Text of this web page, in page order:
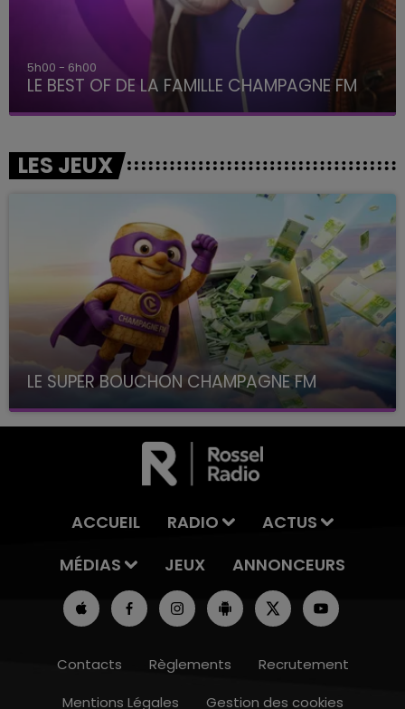
5h00 - 6h00
LE BEST OF DE LA FAMILLE CHAMPAGNE FM
LES JEUX
LE SUPER BOUCHON CHAMPAGNE FM
avec La Famille Champagne FM, à 8H10
ACCUEIL RADIO
ACTUS
MÉDIAS
JEUX ANNONCEURS
Contacts Règlements
Recrutement
Mentions Légales
Gestion des cookies